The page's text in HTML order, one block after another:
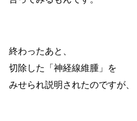
終わったあと、
切除した「神経線維腫」を
みせられ説明されたのですが、